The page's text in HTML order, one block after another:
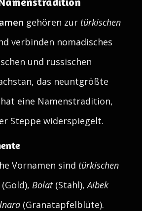
gehören zur türkischen
verbinden nomadisches
und russischen
das neuntgrößte
eine Namenstradition,
Steppe widerspiegelt.
Vornamen sind türkischen
(Gold), Bolat(Stahl),Aibek
(Granatapfelblüte).